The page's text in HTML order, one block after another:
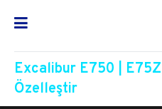
Excalibur E750 |
Özelleştir